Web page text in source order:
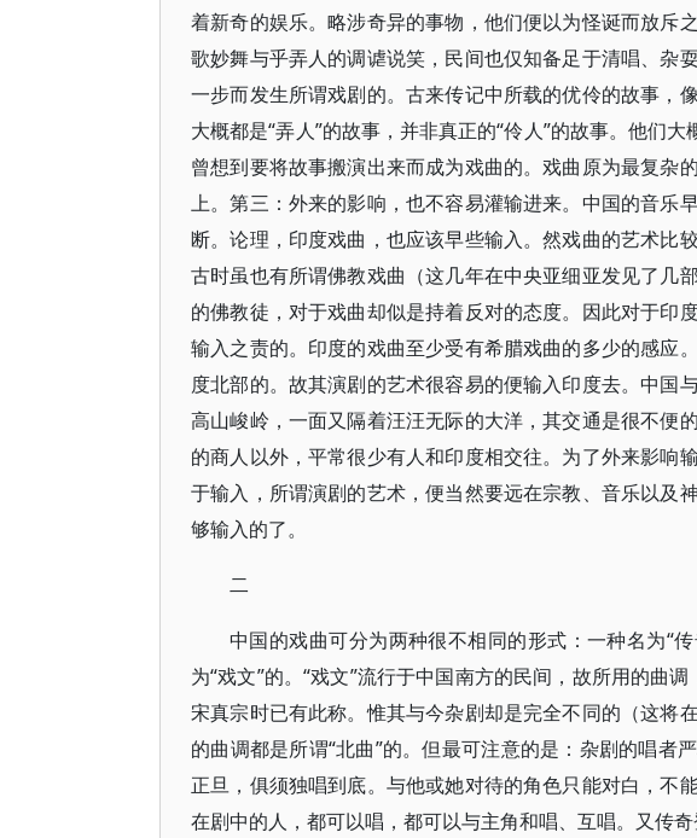
着新奇的娱乐。略涉奇异的事物，他们便以为怪诞而放斥
歌妙舞与乎弄人的调谑说笑，民间也仅知备足于清唱、杂
一步而发生所谓戏剧的。古来传记中所载的优伶的故事，
大概都是“弄人”的故事，并非真正的“伶人”的故事。他们
曾想到要将故事搬演出来而成为戏曲的。戏曲原为最复杂
上。第三：外来的影响，也不容易灌输进来。中国的音乐
断。论理，印度戏曲，也应该早些输入。然戏曲的艺术比
古时虽也有所谓佛教戏曲（这几年在中央亚细亚发见了几
的佛教徒，对于戏曲却似是持着反对的态度。因此对于印
输入之责的。印度的戏曲至少受有希腊戏曲的多少的感应
度北部的。故其演剧的艺术很容易的便输入印度去。中国
高山峻岭，一面又隔着汪汪无际的大洋，其交通是很不便
的商人以外，平常很少有人和印度相交往。为了外来影响
于输入，所谓演剧的艺术，便当然要远在宗教、音乐以及
够输入的了。
二
中国的戏曲可分为两种很不相同的形式：一种名为“
为“戏文”的。“戏文”流行于中国南方的民间，故所用的曲
宋真宗时已有此称。惟其与今杂剧却是完全不同的（这将
的曲调都是所谓“北曲”的。但最可注意的是：杂剧的唱者
正旦，俱须独唱到底。与他或她对待的角色只能对白，不
在剧中的人，都可以唱，都可以与主角和唱、互唱。又传